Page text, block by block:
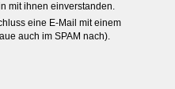
mit ihnen einverstanden.
eine E-Mail mit einem
auch im SPAM nach).